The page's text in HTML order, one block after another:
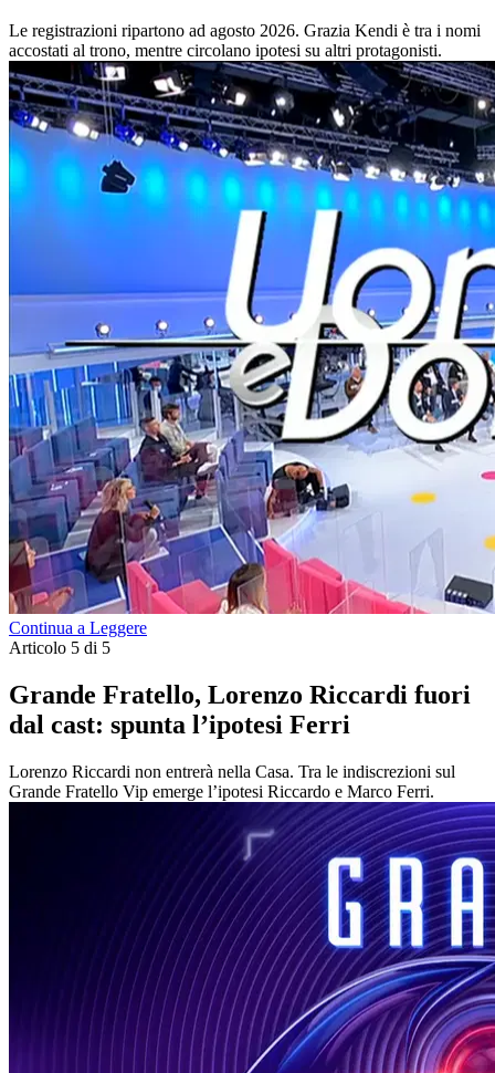
Le registrazioni ripartono ad agosto 2026. Grazia Kendi è tra i nomi
accostati al trono, mentre circolano ipotesi su altri protagonisti.
Continua a Leggere
Articolo 5 di 5
Grande Fratello, Lorenzo Riccardi fuori
dal cast: spunta l’ipotesi Ferri
Lorenzo Riccardi non entrerà nella Casa. Tra le indiscrezioni sul
Grande Fratello Vip emerge l’ipotesi Riccardo e Marco Ferri.